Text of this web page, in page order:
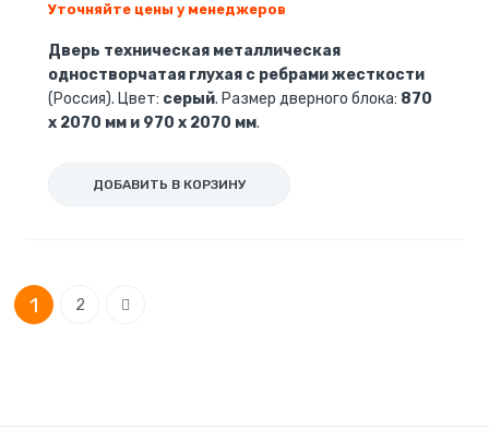
Уточняйте цены у менеджеров
Дверь техническая металлическая
одностворчатая глухая с ребрами жесткости
(Россия). Цвет: серый. Размер дверного блока: 870
х 2070 мм и 970 х 2070 мм.
ДОБАВИТЬ В КОРЗИНУ
Страница
You're currently reading page
1 2